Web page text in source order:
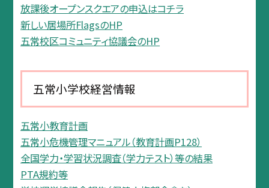
放課後オープンスクエアの申込はコチラ
新しい居場所FlagsのHP
五常校区コミュニティ協議会のHP
五常小学校経営情報
五常小教育計画
五常小危機管理マニュアル（教育計画P128）
全国学力・学習状況調査（学力テスト）等の結果
PTA規約等